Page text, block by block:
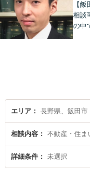
【
相談
の中
エリア 長野県、飯田市
相談内容 不動産・住ま
詳細条件 未選択